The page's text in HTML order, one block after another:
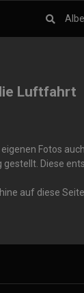
Luftfahrt
Fotos
Diese
auf diese